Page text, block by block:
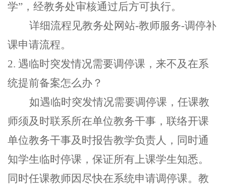
学”， 经教务处审核通过后方可执行。
详细流程见教务处网站-教师服务-调停补
课申请流程。
2. 遇临时突发情况需要调停课 ， 来不及在系
统提前备案怎么办 ？
如遇临时突发情况需要调停课， 任课教
师须及时联系所在单位教务干事，联络开课
单位教务干事及时报告教学负责人，同时通
知学生临时停课，保证所有上课学生知悉。
同时任课教师因尽快在系统申请调停课。 教